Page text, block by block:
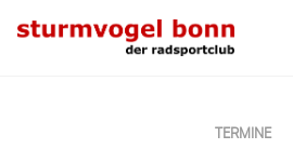
TERMINE